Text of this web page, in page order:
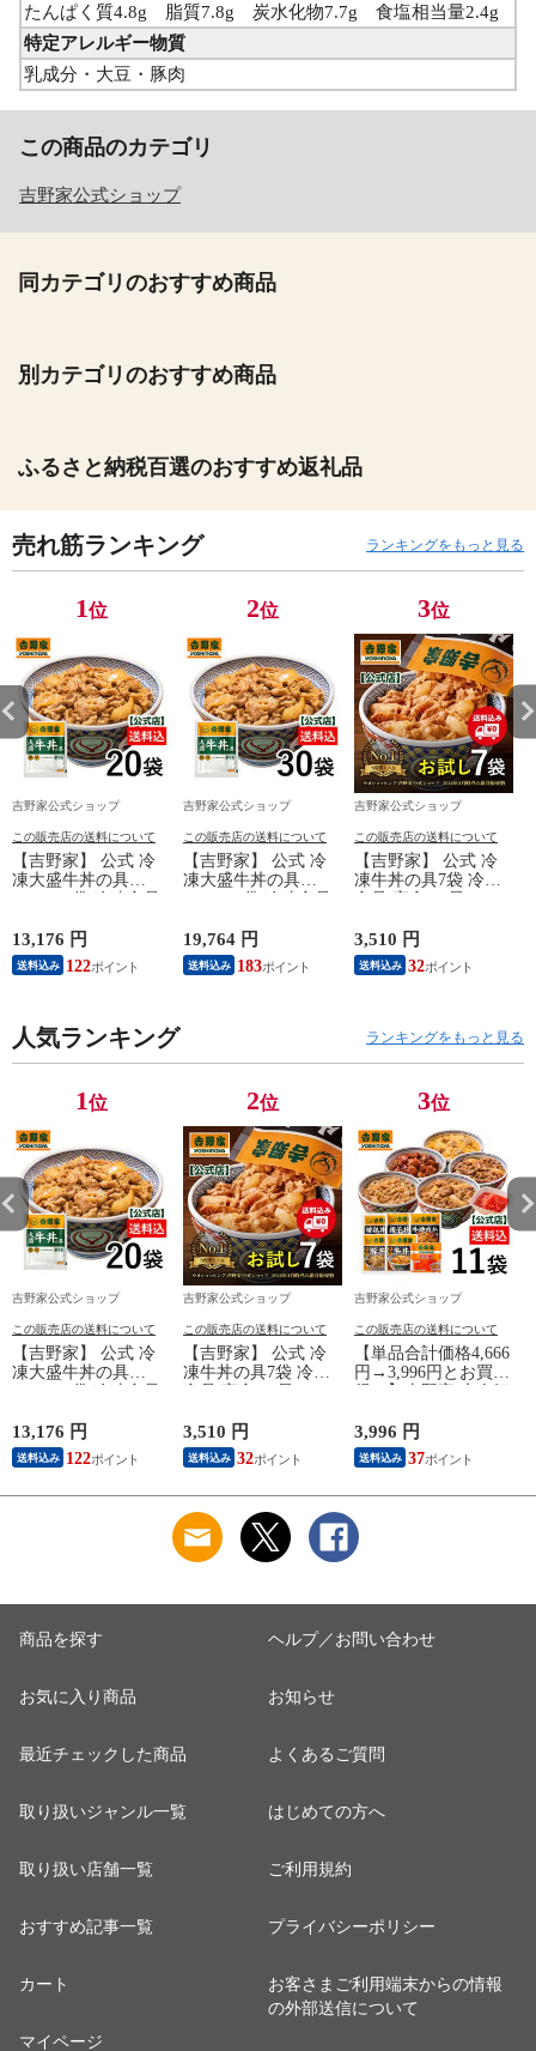
たんぱく質4.8g 脂質7.8g 炭水化物7.7g 食塩相当量2.4g
特定アレルギー物質
乳成分・大豆・豚肉
この商品のカテゴリ
吉野家公式ショップ
同カテゴリのおすすめ商品
別カテゴリのおすすめ商品
ふるさと納税百選のおすすめ返礼品
売れ筋ランキング ランキングをもっと見る
1位
吉野家公式ショップ
この販売店の送料について
【吉野家】 公式 冷
凍大盛牛丼の具
フト・仕送りにも！
送料込み
13,176 円
送料込み 122
2位
吉野家公式ショップ
この販売店の送料について
【吉野家】 公式 冷
凍大盛牛丼の具
フト・仕送りにも！
送料込み
19,764 円
送料込み 183
3位
吉野家公式ショップ
この販売店の送料について
【吉野家】 公式 冷
凍牛丼の具7袋 冷凍
も！ 送料込み
3,510 円
送料込み 32
人気ランキング ランキングをもっと見る
1位
吉野家公式ショップ
この販売店の送料について
【吉野家】 公式 冷
凍大盛牛丼の具
フト・仕送りにも！
送料込み
13,176 円
送料込み 122
2位
吉野家公式ショップ
この販売店の送料について
【吉野家】 公式 冷
凍牛丼の具7袋 冷凍
も！ 送料込み
3,510 円
送料込み 32
3位
吉野家公式ショップ
この販売店の送料について
【単品合計価格4,666
円→3,996円とお買
2袋・豚丼2袋・牛焼
肉丼2袋 ・焼鶏丼2
袋・親子丼2袋・紅生
ギフト・仕送りに
も！
3,996 円
送料込み 37
商品を探す
お気に入り商品
最近チェックした商品
取り扱いジャンル一覧
取り扱い店舗一覧
おすすめ記事一覧
カート
マイページ
ヘルプ／お問い合わせ
お知らせ
よくあるご質問
はじめての方へ
ご利用規約
プライバシーポリシー
お客さまご利用端末からの情報
の外部送信について